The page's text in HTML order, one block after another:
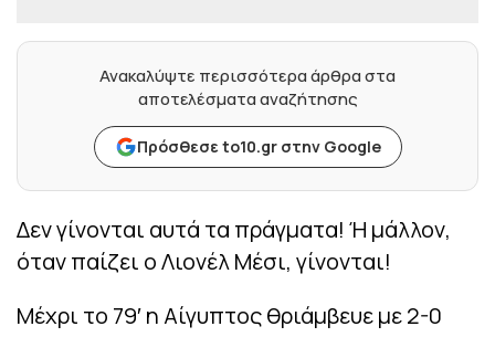
Ανακαλύψτε περισσότερα άρθρα στα
αποτελέσματα αναζήτησης
Πρόσθεσε to10.gr στην Google
Δεν γίνονται αυτά τα πράγματα! Ή μάλλον,
όταν παίζει ο Λιονέλ Μέσι, γίνονται!
Μέχρι το 79′ η Αίγυπτος θριάμβευε με 2-0